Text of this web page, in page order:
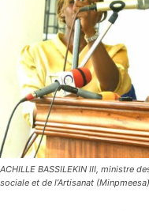
ACHILLE BASSILEKIN III, ministre
sociale et de l’Artisanat (Minpmeesa)